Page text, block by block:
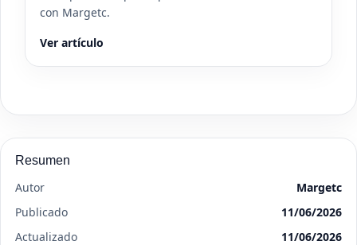
con Margetc.
Ver artículo
Resumen
Autor
Margetc
Publicado
11/06/2026
Actualizado
11/06/2026